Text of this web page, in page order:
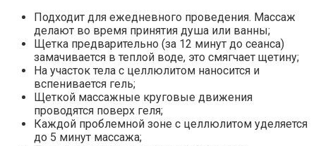
Подходит для ежедневного проведения. Массаж
делают во время принятия душа или ванны;
Щетка предварительно (за 12 минут до сеанса)
замачивается в теплой воде, это смягчает щетину;
На участок тела с целлюлитом наносится и
вспенивается гель;
Щеткой массажные круговые движения
проводятся поверх геля;
Каждой проблемной зоне с целлюлитом уделяется
до 5 минут массажа;